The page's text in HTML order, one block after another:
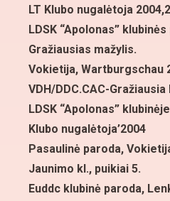
LT Klubo nugalėtoja
LDSK “Apolonas”
Gražiausias mažylis.
Vokietija, Wartburgschau
VDH/DDC.CAC-
LDSK “Apolonas”
Klubo nugalėtoja’2004
Pasaulinė paroda,
Jaunimo kl., puikiai 5.
Euddc klubinė paroda,